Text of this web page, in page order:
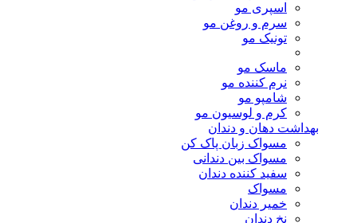
اسپری مو
سرم و روغن مو
تونیک مو
ماسک مو
نرم کننده مو
شامپو مو
کرم و لوسیون مو
بهداشت دهان و دندان
مسواک زبان پاک کن
مسواک بین دندانی
سفید کننده دندان
مسواک
خمیر دندان
نخ دندان